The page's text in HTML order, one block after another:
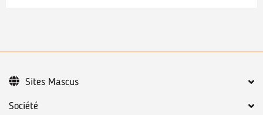
Société
Sites Mascus